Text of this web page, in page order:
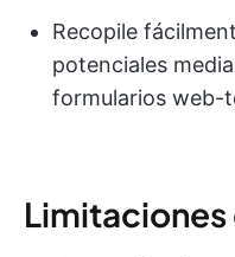
Recopile
potenciales
formularios web-
Limitaciones